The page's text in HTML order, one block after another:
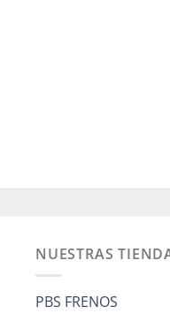
NUESTRAS
PBS FRENOS